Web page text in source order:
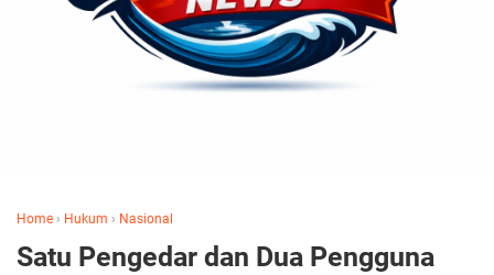
Home › Hukum › Nasional
Satu Pengedar dan Dua Pengguna